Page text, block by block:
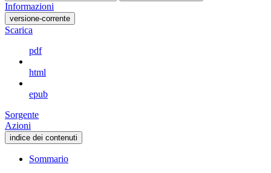
Informazioni
versione-corrente
Scarica
pdf
html
epub
Sorgente
Azioni
indice dei contenuti
Sommario